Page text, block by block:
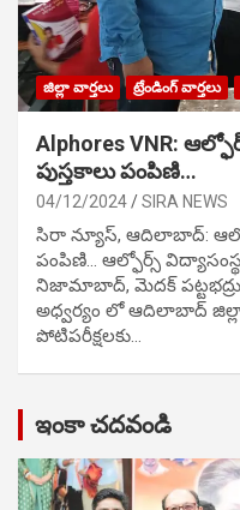
జిల్లా వార్తలు ట్రేండింగ్ వార్తలు
Alphores VNR:
పుస్తకాలు పంపిణి…
04/12/2024 SIRA NEWS
సిరా న్యూస్, ఆదిలాబాద్:
పంపిణి… ఆల్ఫోర్స్
నిజామాబాద్, మెదక్
అధ్వర్యం లో ఆదిలాబాద్ జిల్లా
పోటిప‌రీక్ష‌ల‌కు…
ఇంకా చదవండి